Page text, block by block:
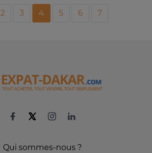
2 3 4 5 6 7
Qui sommes-nous ?